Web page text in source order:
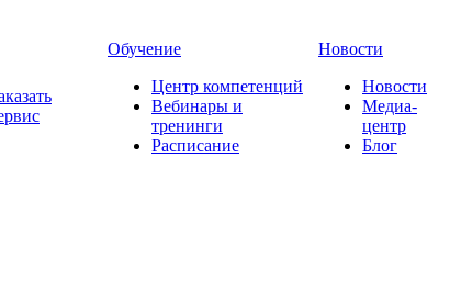
Обучение
Центр компетенций
Вебинары и
тренинги
Расписание
Новости
Новости
Медиа-
центр
Блог